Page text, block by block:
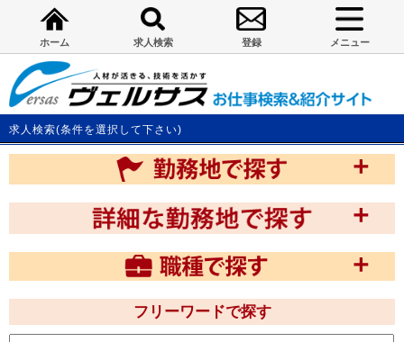
ホーム 求人検索 登録 メニュー
求人検索(条件を選択して下さい)
フリーワードで探す